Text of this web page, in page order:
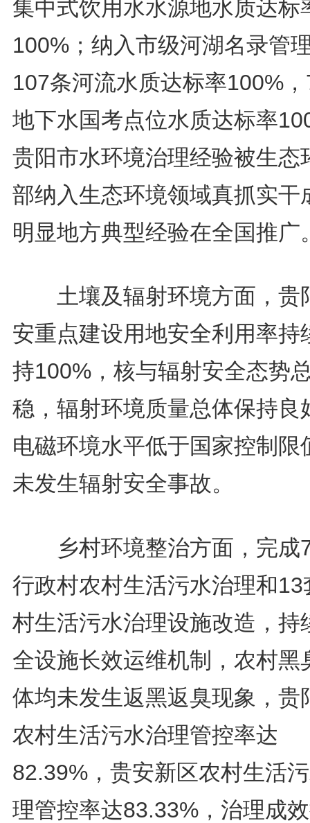
集中式饮用水水源地水质达标
100%；纳入市级河湖名录管
107条河流水质达标率100%
地下水国考点位水质达标率
贵阳市水环境治理经验被生态
部纳入生态环境领域真抓实干
明显地方典型经验在全国推广
土壤及辐射环境方面，贵
安重点建设用地安全利用率持
持100%，核与辐射安全态势
稳，辐射环境质量总体保持良
电磁环境水平低于国家控制限
未发生辐射安全事故。
乡村环境整治方面，完成
行政村农村生活污水治理和13
村生活污水治理设施改造，持
全设施长效运维机制，农村黑
体均未发生返黑返臭现象，贵
农村生活污水治理管控率达
82.39%，贵安新区农村生活
理管控率达83.33%，治理成